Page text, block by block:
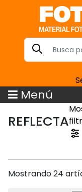
Menú
REFLECTA
Mostrando 24